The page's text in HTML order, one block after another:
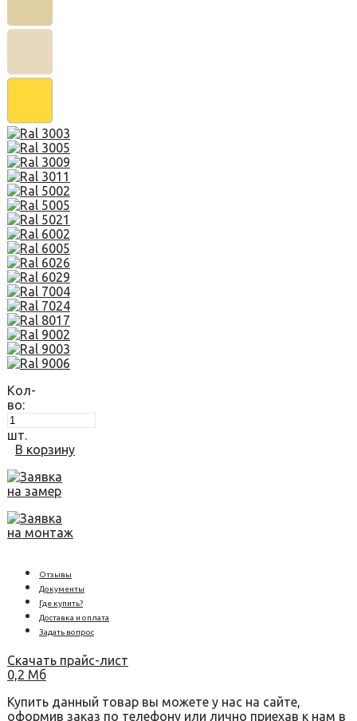
Кол-
во:
шт.
В корзину
Заявка
на замер
Заявка
на монтаж
Отзывы
Документы
Где купить?
Доставка и оплата
Задать вопрос
Скачать прайс-лист
0,2 Мб
Купить данный товар вы можете у нас на сайте,
оформив заказ по телефону или лично приехав к нам в